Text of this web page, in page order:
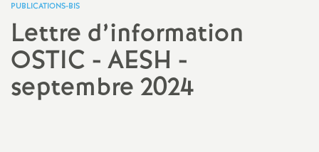
a
PUBLICATIONS-BIS
Lettre d’information
OSTIC - AESH -
septembre 2024